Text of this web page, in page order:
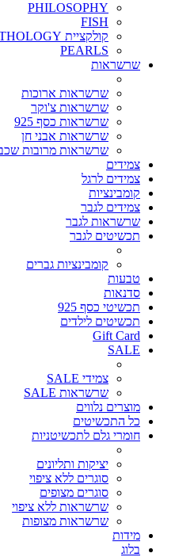
PHILOSOPHY
FISH
קולקציית MYTHOLOGY
PEARLS
שרשראות
שרשראות ארוכות
שרשראות צ'וקר
שרשראות כסף 925
שרשראות אבני חן
שרשראות מרובות
צמידים
צמידים לרגל
קומבינציות
צמידים לגבר
שרשראות לגבר
תכשיטים לגבר
קומבינציות גברים
טבעות
סדנאות
תכשיטי כסף 925
תכשיטים לילדים
Gift Card
SALE
צמידי SALE
שרשראות SALE
מוצרים נלווים
כל התכשיטים
חומרי גלם לתכשיטניות
יציקות ותליונים
סוגרים ללא ציפוי
סוגרים מצופים
שרשראות ללא ציפוי
שרשראות מצופות
מידות
בלוג